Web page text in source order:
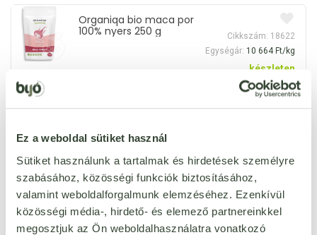
Ez a weboldal sütiket használ
Sütiket használunk a tartalmak és hirdetések személyre
szabásához, közösségi funkciók biztosításához,
valamint weboldalforgalmunk elemzéséhez. Ezenkívül
közösségi média-, hirdető- és elemező partnereinkkel
megosztjuk az Ön weboldalhasználatra vonatkozó
Organiqa bio maca por
100% nyers 250 g
Cikkszám: 18622
Egységár: 10 664 Ft/kg
2 666
készleten
db
Organiqa bio maca por
Egységár:11 848 Ft/kg
1 481Ft
készleten
db